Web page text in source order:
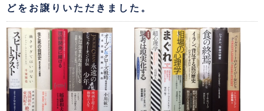
どをお譲りいただきました。